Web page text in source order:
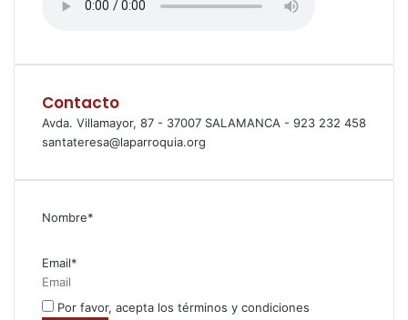
Contacto
Avda. Villamayor, 87 - 37007 SALAMANCA - 923 232 458
santateresa@laparroquia.org
Nombre*
Email*
Por favor, acepta los términos y condiciones